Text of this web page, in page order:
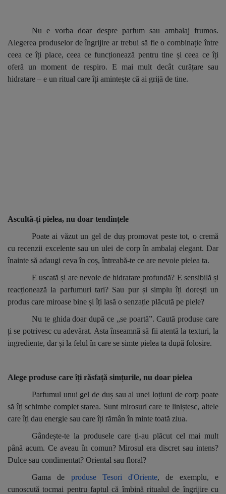
Nu e vorba doar despre parfum sau ambalaj frumos.
Alegerea produselor de îngrijire ar trebui să fie o combinație între
ceea ce îți place, ceea ce funcționează pentru tine și ceea ce îți
oferă un moment de respiro. E mai mult decât curățare sau
hidratare – e un ritual care îți amintește că ai grijă de tine.
Ascultă-ți pielea, nu doar tendințele
Poate ai văzut un gel de duș promovat peste tot, o cremă
cu recenzii excelente sau un ulei de corp în ambalaj elegant. Dar
înainte să adaugi ceva în coș, întreabă-te ce are nevoie pielea ta.
E uscată și are nevoie de hidratare profundă? E sensibilă și
reacționează la parfumuri tari? Sau pur și simplu îți dorești un
produs care miroase bine și îți lasă o senzație plăcută pe piele?
Nu te ghida doar după ce „se poartă”. Caută produse care
ți se potrivesc cu adevărat. Asta înseamnă să fii atentă la texturi, la
ingrediente, dar și la felul în care se simte pielea ta după folosire.
Alege produse care îți răsfață simțurile, nu doar pielea
Parfumul unui gel de duș sau al unei loțiuni de corp poate
să îți schimbe complet starea. Sunt mirosuri care te liniștesc, altele
care îți dau energie sau care îți rămân în minte toată ziua.
Gândește-te la produsele care ți-au plăcut cel mai mult
până acum. Ce aveau în comun? Mirosul era discret sau intens?
Dulce sau condimentat? Oriental sau floral?
Gama de produse Tesori d'Oriente, de exemplu, e
cunoscută tocmai pentru faptul că îmbină ritualul de îngrijire cu